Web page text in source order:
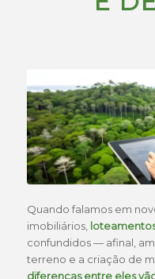
Quando falamos em
imobiliários,
confundidos — afinal,
terreno e a criação de
diferenças entre eles